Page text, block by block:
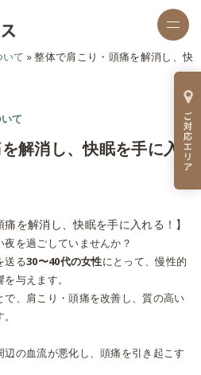
て »整体で肩こり・頭痛を解消し、快
て
解消し、快眠を手に入
を解消し、快眠を手に入れる！】
を過ごしていませんか？
送る30〜40代の女性にとって、慢性的
与えます。
、肩こり・頭痛を改善し、質の高い
の血流が悪化し、頭痛を引き起こす